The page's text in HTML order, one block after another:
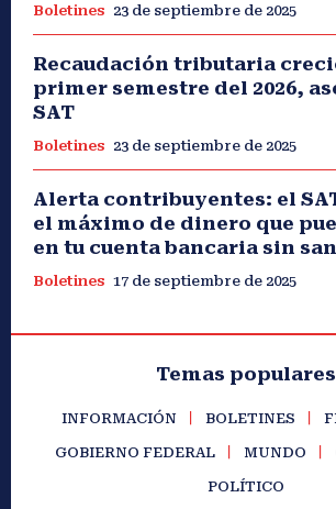
Boletines 23 de septiembre de 2025
Recaudación tributaria
primer semestre del 2026,
SAT
Boletines 23 de septiembre de 2025
Alerta contribuyentes: el
el máximo de dinero que
en tu cuenta bancaria sin
Boletines 17 de septiembre de 2025
Temas populares
INFORMACIÓN BOLETINES
GOBIERNO FEDERAL MUNDO
POLÍTICO